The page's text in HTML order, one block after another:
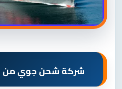
شركة شحن جوي من